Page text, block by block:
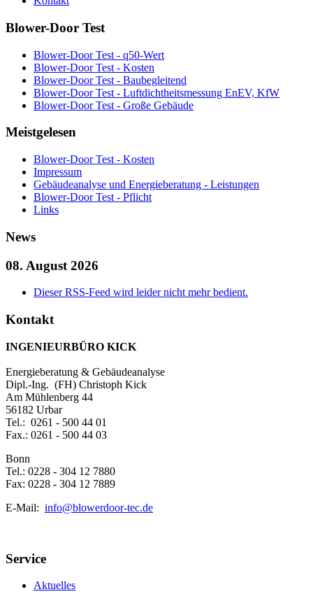
Blower-Door Test
Blower-Door Test - q50-Wert
Blower-Door Test - Kosten
Blower-Door Test - Baubegleitend
Blower-Door Test - Luftdichtheitsmessung EnEV, KfW
Blower-Door Test - Große Gebäude
Meistgelesen
Blower-Door Test - Kosten
Impressum
Gebäudeanalyse und Energieberatung - Leistungen
Blower-Door Test - Pflicht
Links
News
08. August 2026
Dieser RSS-Feed wird leider nicht mehr bedient.
Kontakt
INGENIEURBÜRO KICK
Energieberatung & Gebäudeanalyse
Dipl.-Ing. (FH) Christoph Kick
Am Mühlenberg 44
56182 Urbar
Tel.: 0261 - 500 44 01
Fax.: 0261 - 500 44 03
Bonn
Tel.: 0228 - 304 12 7880
Fax: 0228 - 304 12 7889
E-Mail: info@blowerdoor-tec.de
Service
Aktuelles